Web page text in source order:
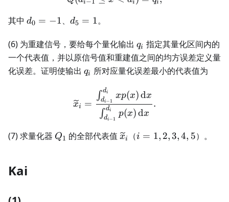
i i i
其中 d_0=-1
d0 = −1、 d_5=1
d5 = 1。
(6) 为重建信号，要给每个量化输出 q_i
qi 指定其量化区间内的
一个代表值，并以原信号值和重建值之间的均方误差定义量
化误差。证明使输出 q_i
qi
所对应量化误差最小的代表值为
\widetilde{x}_i=
xi =
∫di−1
di p(x)dx
∫di−1
di xp(x) dx
.
(7) 求量化器 Q_1
Q1 的全部代表值 \widetilde{x}_i
xi （i=1,2,3,4,5
i = 1, 2,3, 4, 5）。
Kai